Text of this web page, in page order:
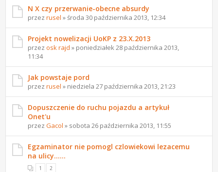
N X czy przerwanie-obecne absurdy
przezrusel » środa 30 października 2013, 12:34
Projekt nowelizacji UoKP z 23.X.2013
przezosk rajd » poniedziałek 28 października 2013,
11:34
Jak powstaje pord
przezrusel » niedziela 27 października 2013, 21:23
Dopuszczenie do ruchu pojazdu a artykuł
Onet'u
przezGacol » sobota 26 października 2013, 11:55
Egzaminator nie pomogl czlowiekowi lezacemu
na ulicy......
1 2